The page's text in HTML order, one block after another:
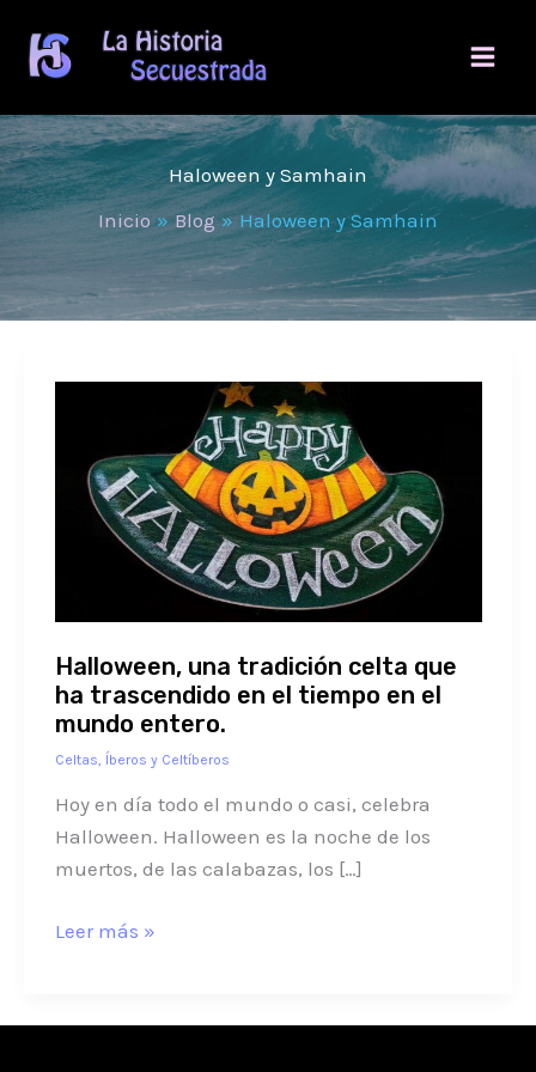
contenido
Haloween y Samhain
Inicio
Blog Haloween y Samhain
Halloween, una tradición celta que
ha trascendido en el tiempo en el
mundo entero.
Celtas, Íberos y Celtíberos
Hoy en día todo el mundo o casi, celebra
Halloween. Halloween es la noche de los
muertos, de las calabazas, los […]
tradición
celta
en
el
tiempo
en
el
entero.
Leer más »